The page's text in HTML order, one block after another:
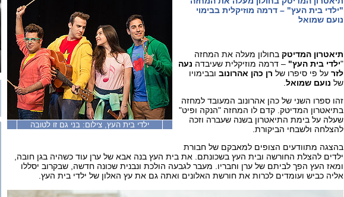
ילדי בית העץ, צילום: בני גם זו לטובה
"ילדי בית העץ" – דרמה מוזיקלית בבימוי
נועם שמואל
תיאטרון המדיטק בחולון מעלה את המחזה
"ילדי בית העץ" – דרמה מוזיקלית שעיבדה נעה
לזר על פי סיפרו של רן כהן אהרונוב ובבימויו
של נועם שמואל
זהו ספרו השני של כהן אהרונוב המעובד למחזה
בתיאטרון המדיטק. קדם לו המחזה "הנקה ופיט"
שעלה על בימת התיאטרון בשנה שעברה וזכה
להצלחה ולשבחי הביקורת.
בהצגה מתוודעים הצופים למאבקם של חבורת
ילדים להצלת החורשה ובית העץ בשכונתם. את בית העץ בנה אבא של ערן עוד כשהיה בגן חובה,
ומאז העץ הפך לביתם של ערן וחבריו. מעבר לגבעה הולכת ונבנית שכונה חדשה, שבקרוב יסללו
אליה כביש ועומדים לכרות את חורשת האלונים ואתה גם את עץ האלון של ילדי בית העץ.